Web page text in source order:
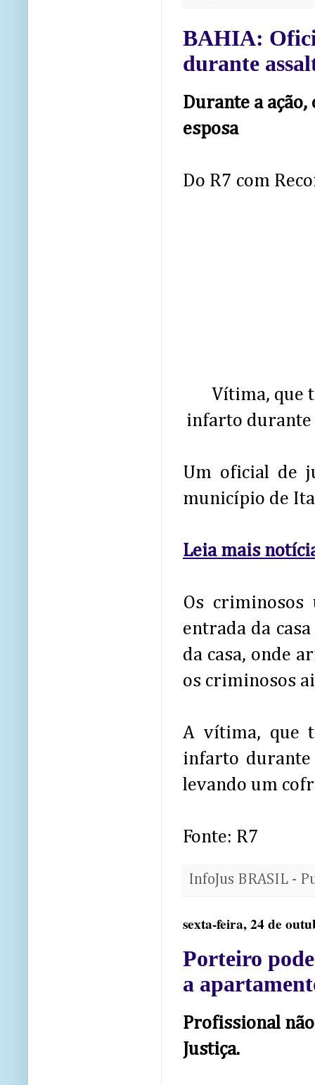
BAHIA:
durante
Durante a
esposa
Do R7 com
Vítima, que
infarto durante
Um oficial de
município de
Leia mais
Os
entrada da
da casa, onde
os criminosos
A vítima, que
infarto durante
levando um
Fonte: R7
InfoJus BRASIL -
sexta-feira, 24 de
Porteiro
a
Profissional
Justiça.